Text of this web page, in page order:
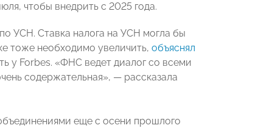
чтобы внедрить с 2025 года.
УСН. Ставка налога на УСН могла бы
тоже необходимо увеличить, объяснял
у Forbes. «ФНС ведет диалог со всеми
содержательная», — рассказала
еще с осени прошлого